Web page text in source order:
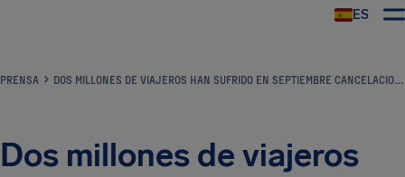
ES
PRENSA DOS MILLONES DE VIAJEROS HAN SUFRIDO EN SEPTIEMBRE CANCELACIONES Y RETRASOS EN SUS VUELOS DESDE ESPAÑA
Dos millones de viajeros